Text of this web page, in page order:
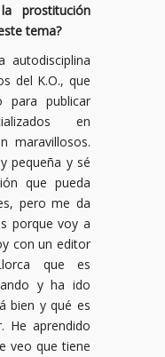
prostitución
tema?
del K.O., que
para publicar
en
maravillosos.
pequeña y sé
que pueda
pero me da
porque voy a
con un editor
que es
y ha ido
bien y qué es
He aprendido
veo que tiene